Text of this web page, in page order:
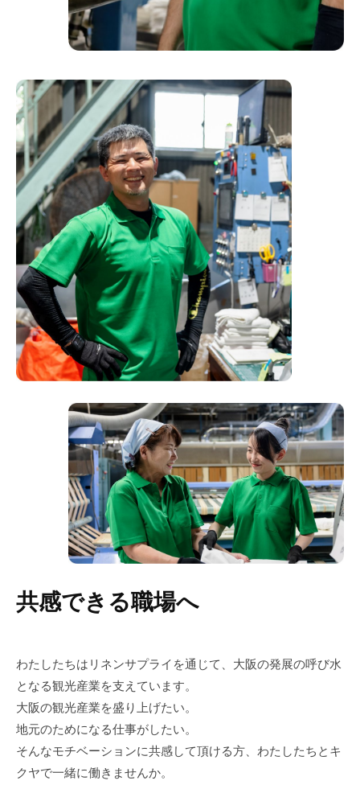
共感できる職場へ
わたしたちはリネンサプライを通じて、大阪の発展の呼び水
となる観光産業を支えています。
大阪の観光産業を盛り上げたい。
地元のためになる仕事がしたい。
そんなモチベーションに共感して頂ける方、わたしたちとキ
クヤで一緒に働きませんか。